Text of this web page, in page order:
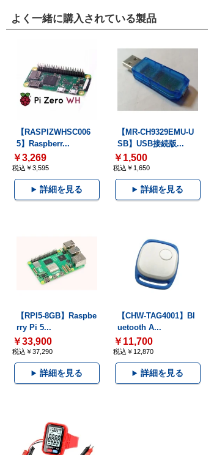
よく一緒に購入されている製品
【RASPIZWHSC006
5】Raspberr...
￥3,269
税込￥3,595
詳細を見る
【MR-CH9329EMU-U
SB】USB接続版...
￥1,500
税込￥1,650
詳細を見る
【RPI5-8GB】Raspbe
rry Pi 5...
￥33,900
税込￥37,290
詳細を見る
【CHW-TAG4001】Bl
uetooth A...
￥11,700
税込￥12,870
詳細を見る